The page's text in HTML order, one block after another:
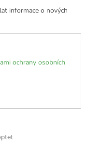
informace o nových
ochrany osobních